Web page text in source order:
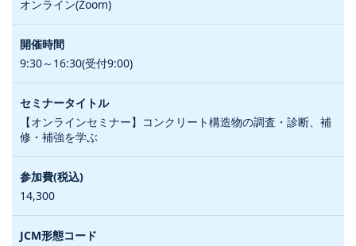
オンライン(Zoom)
9:30～16:30(受付9:00)
【オンラインセミナー】コンクリート構造物の調査・診断、補
修・補強を学ぶ
14,300